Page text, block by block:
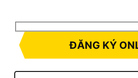
ĐĂNG KÝ